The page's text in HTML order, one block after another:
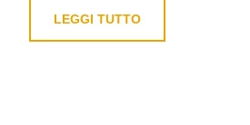
LEGGI TUTTO